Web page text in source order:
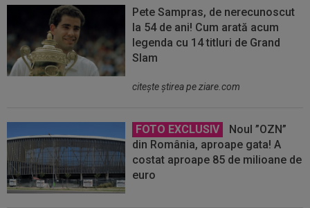
Pete Sampras, de nerecunoscut
la 54 de ani! Cum arată acum
legenda cu 14 titluri de Grand
Slam
citeşte ştirea pe ziare.com
FOTO EXCLUSIV
Noul ”OZN”
din România, aproape gata! A
costat aproape 85 de milioane de
euro